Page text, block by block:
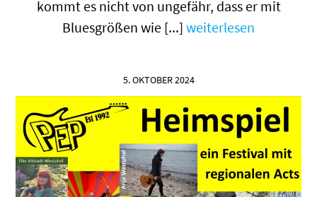
kommt es nicht von ungefähr, dass er mit
Bluesgrößen wie [...] weiterlesen
5. OKTOBER 2024